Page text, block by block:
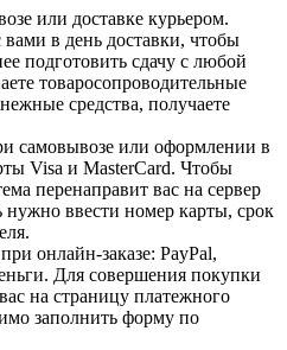
или доставке курьером.
в день доставки, чтобы
подготовить сдачу с любой
товаросопроводительные
средства, получаете
самовывозе или оформлении в
Visa и MasterCard. Чтобы
перенаправит вас на сервер
нужно ввести номер карты, срок
онлайн-заказе: PayPal,
Для совершения покупки
на страницу платежного
заполнить форму по